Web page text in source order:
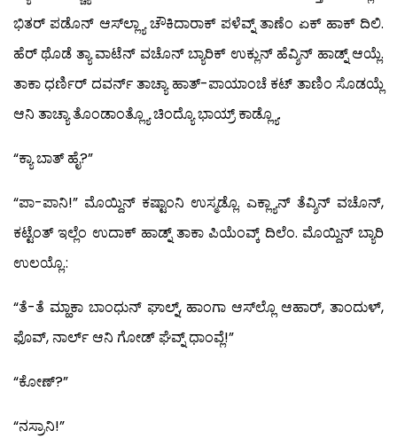
ಭಿತರ್ ಪಡೊನ್ ಆಸ್‍ಲ್ಲ್ಯಾ ಚೌಕಿದಾರಾಕ್ ಪಳೆವ್ನ್ ತಾಣೆಂ ಏಕ್ ಹಾಕ್ ದಿಲಿ.
ಹೆರ್ ಥೊಡೆ ತ್ಯಾ ವಾಟೆನ್ ವಚೊನ್ ಬ್ಯಾರಿಕ್ ಉಕ್ಲುನ್ ಹೆವ್ಶಿನ್ ಹಾಡ್ನ್ ಆಯ್ಲೆ.
ತಾಕಾ ಧರ್ಣಿರ್ ದವರ್ನ್ ತಾಚ್ಯಾ ಹಾತ್-ಪಾಯಾಂಚೆ ಕಟ್ ತಾಣಿಂ ಸೊಡಯ್ಲೆ
ಆನಿ ತಾಚ್ಯಾ ತೊಂಡಾಂತ್ಲ್ಯೊ ಚಿಂದ್ಯೊ ಭಾಯ್ರ್ ಕಾಡ್ಲ್ಯೊ.
“ಕ್ಯಾ ಬಾತ್ ಹೈ?”
“ಪಾ-ಪಾನಿ!” ಮೊಯ್ದಿನ್ ಕಷ್ಟಾಂನಿ ಉಸ್ಮಡ್ಲೊ. ಎಕ್ಲ್ಯಾನ್ ತೆವ್ಶಿನ್ ವಚೊನ್,
ಕಟ್ಟೆಂತ್ ಇಲ್ಲೆಂ ಉದಾಕ್ ಹಾಡ್ನ್ ತಾಕಾ ಪಿಯೆಂವ್ಕ್ ದಿಲೆಂ. ಮೊಯ್ದಿನ್ ಬ್ಯಾರಿ
ಉಲಯ್ಲೊ.:
“ತೆ-ತೆ ಮ್ಹಾಕಾ ಬಾಂಧುನ್ ಘಾಲ್ನ್, ಹಾಂಗಾ ಆಸ್‍ಲ್ಲೊ ಆಹಾರ್, ತಾಂದುಳ್,
ಫೊವ್, ನಾರ್ಲ್ ಆನಿ ಗೋಡ್ ಘೆವ್ನ್ ಧಾಂವ್ಲೆ!”
“ಕೋಣ್?”
“ನಸ್ರಾನಿ!”